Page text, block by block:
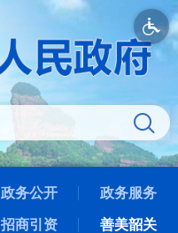
政务公开 政务服务
招商引资 善美韶关